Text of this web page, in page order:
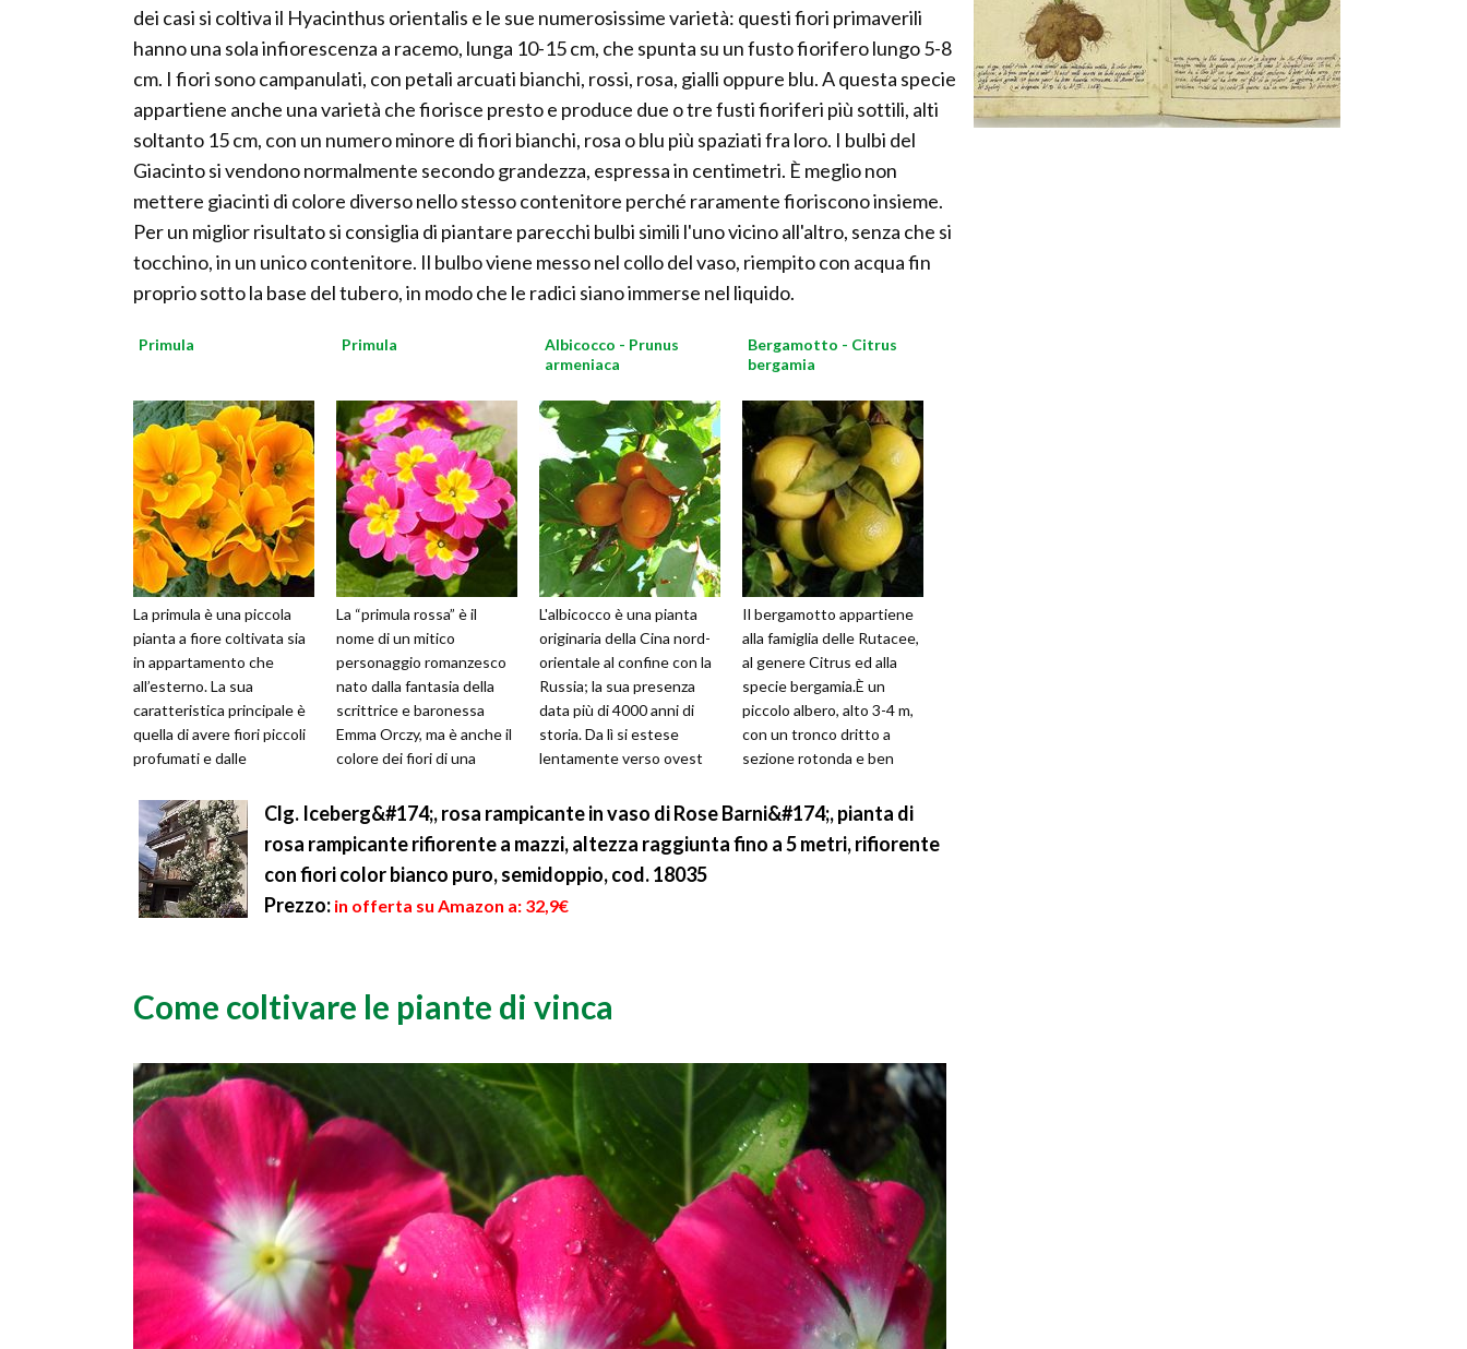
dei casi si coltiva il Hyacinthus orientalis e le sue numerosissime varietà: questi fiori primaverili
hanno una sola infiorescenza a racemo, lunga 10-15 cm, che spunta su un fusto fiorifero lungo 5-8
cm. I fiori sono campanulati, con petali arcuati bianchi, rossi, rosa, gialli oppure blu. A questa specie
appartiene anche una varietà che fiorisce presto e produce due o tre fusti fioriferi più sottili, alti
soltanto 15 cm, con un numero minore di fiori bianchi, rosa o blu più spaziati fra loro. I bulbi del
Giacinto si vendono normalmente secondo grandezza, espressa in centimetri. È meglio non
mettere giacinti di colore diverso nello stesso contenitore perché raramente fioriscono insieme.
Per un miglior risultato si consiglia di piantare parecchi bulbi simili l'uno vicino all'altro, senza che si
tocchino, in un unico contenitore. Il bulbo viene messo nel collo del vaso, riempito con acqua fin
proprio sotto la base del tubero, in modo che le radici siano immerse nel liquido.
Primula
La primula è una piccola
pianta a fiore coltivata sia
in appartamento che
all’esterno. La sua
caratteristica principale è
quella di avere fiori piccoli
profumati e dalle
intense....
Primula
La “primula rossa” è il
nome di un mitico
personaggio romanzesco
nato dalla fantasia della
scrittrice e baronessa
Emma Orczy, ma è anche il
colore dei fiori di una
molto am...
Albicocco - Prunus
armeniaca
L'albicocco è una pianta
originaria della Cina nord-
orientale al confine con la
Russia; la sua presenza
data più di 4000 anni di
storia. Da lì si estese
lentamente verso ovest
Bergamotto - Citrus
bergamia
Il bergamotto appartiene
alla famiglia delle Rutacee,
al genere Citrus ed alla
specie bergamia.È un
piccolo albero, alto 3-4 m,
con un tronco dritto a
sezione rotonda e ben
cortecc...
Clg. Iceberg&#174;, rosa rampicante in vaso di Rose Barni&#174;, pianta di
rosa rampicante rifiorente a mazzi, altezza raggiunta fino a 5 metri, rifiorente
con fiori color bianco puro, semidoppio, cod. 18035
Prezzo: in offerta su Amazon a: 32,9€
Come coltivare le piante di vinca